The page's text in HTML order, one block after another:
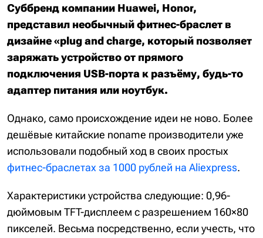
Суббренд компании Huawei, Honor,
представил необычный фитнес-браслет в
дизайне «plug and charge, который позволяет
заряжать устройство от прямого
подключения USB-порта к разъёму, будь-то
адаптер питания или ноутбук.
Однако, само происхождение идеи не ново. Более
дешёвые китайские noname производители уже
использовали подобный ход в своих простых
фитнес-браслетах за 1000 рублей на Aliexpress.
Характеристики устройства следующие: 0,96-
дюймовым TFT-дисплеем с разрешением 160×80
пикселей. Весьма посредственно, если учесть, что